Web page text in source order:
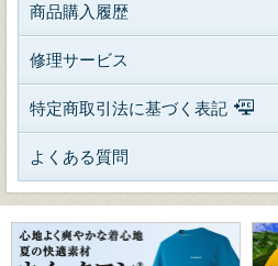
商品購入履歴
修理サービス
特定商取引法に基づく表記
よくある質問